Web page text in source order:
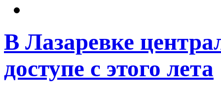
В Лазаревке
доступе с этого лета